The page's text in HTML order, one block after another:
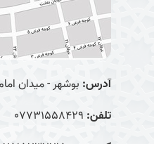
آدرس: بوشهر - میدان
تلفن: 07731558429